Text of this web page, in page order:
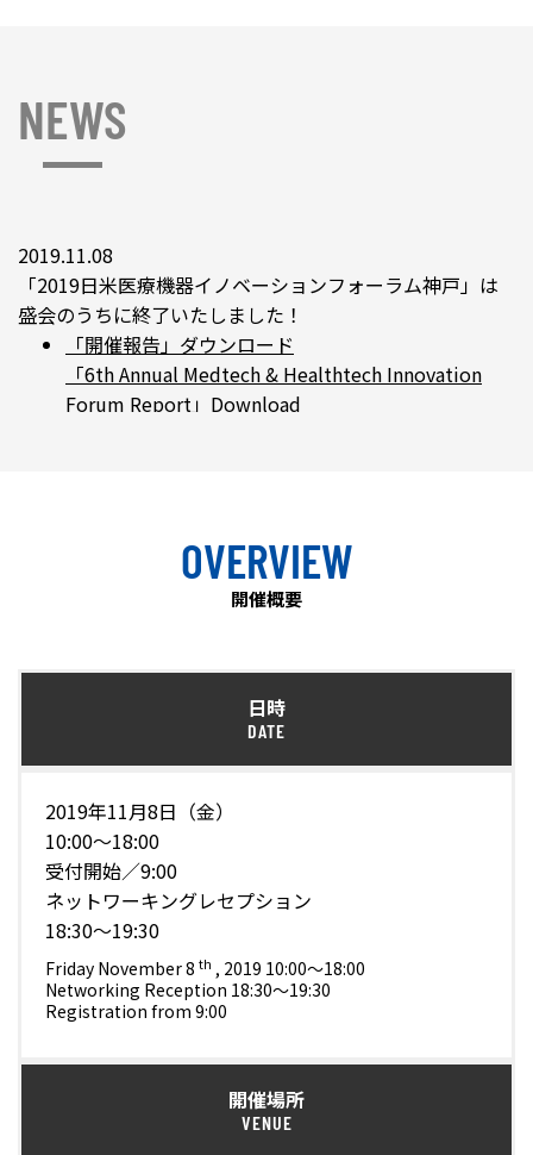
NEWS
2019.11.08
「2019日米医療機器イノベーションフォーラム神戸」は
盛会のうちに終了いたしました！
「開催報告」ダウンロード
「6th Annual Medtech & Healthtech Innovation
Forum Report」Download
「2019 日米医療機器イノベーションフォーラム神戸」公
式HPが公開されました！
OVERVIEW
開催概要
日時
DATE
2019年11月8日（金）
10:00～18:00
受付開始／9:00
ネットワーキングレセプション
18:30～19:30
Friday November 8 th , 2019 10:00～18:00
Networking Reception 18:30～19:30
Registration from 9:00
開催場所
VENUE